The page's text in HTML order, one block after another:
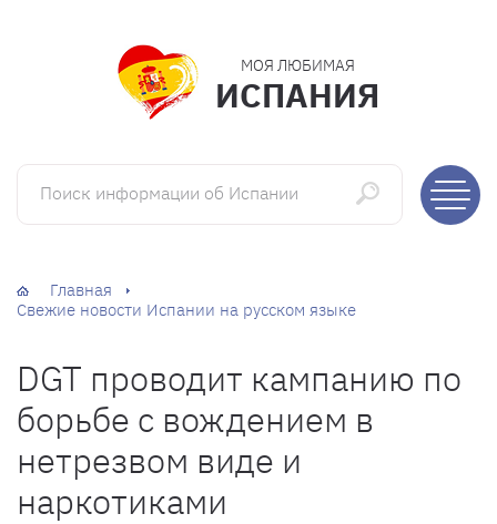
МОЯ ЛЮБИМАЯ
ИСПАНИЯ
Поиск информации об Испании
Главная
Свежие новости Испании на русском языке
DGT проводит кампанию по
борьбе с вождением в
нетрезвом виде и
наркотиками